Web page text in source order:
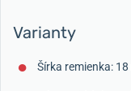
Varianty
Šírka remienka: 18